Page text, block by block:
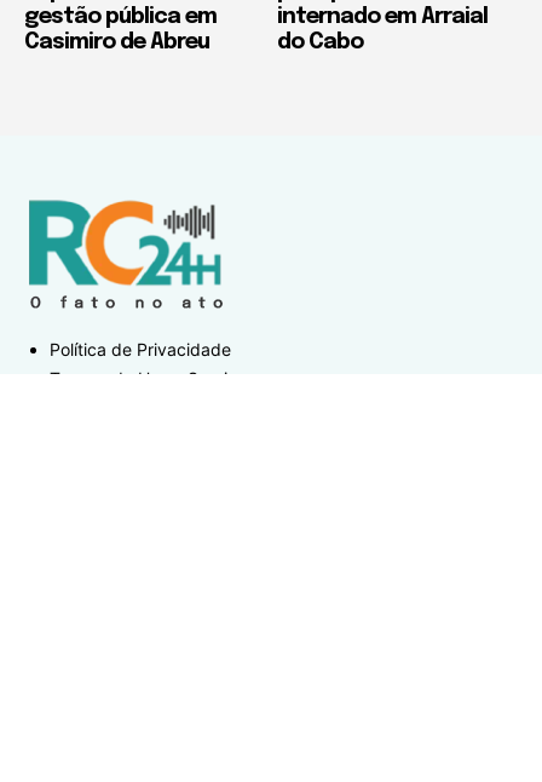
gestão pública em
Casimiro de Abreu
internado em Arraial
do Cabo
Política de Privacidade
Termos de Uso e Serviços